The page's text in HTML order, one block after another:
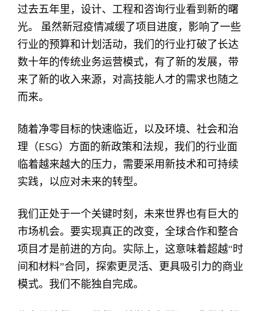
过去五年里，设计、工程和咨询行业看到新的曙
光。 虽然新冠疫情减缓了项目进度，影响了一些
行业的预算和计划活动，我们的行业打破了长达
数十年的传统业务运营模式，有了新的发展，带
来了新的收入来源，对高技能人才的需求也随之
而来。
随着净零目标的快速临近，以及环境、社会和治
理（ESG）方面的新政策和法规，我们的行业面
临着越来越大的压力，需要采用新技术和可持续
实践，以应对未来的转型。
我们正处于一个关键时刻，未来世界也有巨大的
市场机会。要实现真正的改变，全球合作和整合
项目才是前进的方向。实际上，这意味着超越“时
间和材料”合同，探索更灵活、更具吸引力的商业
模式。我们不能独自完成。